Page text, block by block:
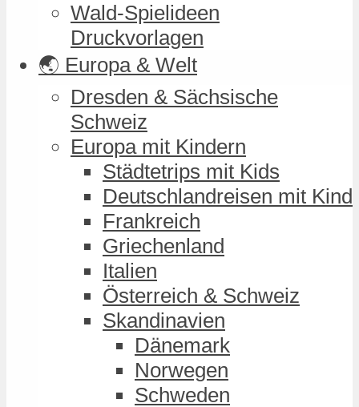
Wald-Spielideen
Druckvorlagen
🌏 Europa & Welt
Dresden & Sächsische
Schweiz
Europa mit Kindern
Städtetrips mit Kids
Deutschlandreisen mit Kind
Frankreich
Griechenland
Italien
Österreich & Schweiz
Skandinavien
Dänemark
Norwegen
Schweden